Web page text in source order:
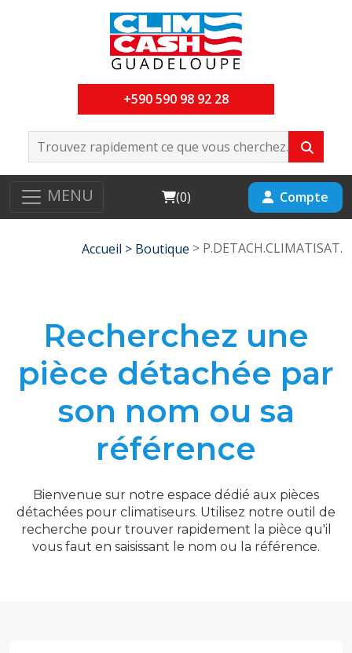
+590 590 98 92 28
MENU Cart
(0) Compte
Accueil > Boutique > P.DETACH.CLIMATISAT.
Recherchez une
pièce détachée par
son nom ou sa
référence
Bienvenue sur notre espace dédié aux pièces
détachées pour climatiseurs. Utilisez notre outil de
recherche pour trouver rapidement la pièce qu'il
vous faut en saisissant le nom ou la référence.